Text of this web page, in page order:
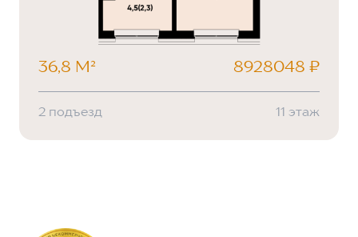
36,8 М² 8928048 ₽
2 подъезд 11 этаж